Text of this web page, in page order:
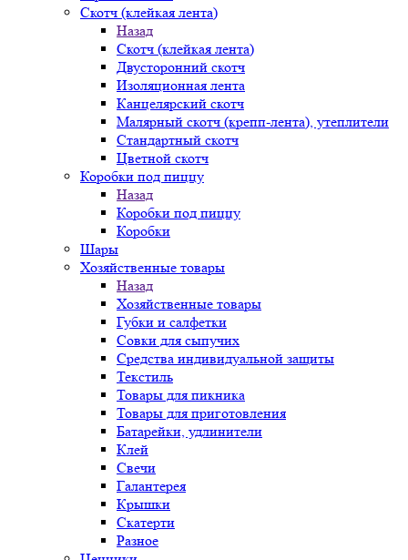
Скотч (клейкая лента)
Назад
Скотч (клейкая лента)
Двусторонний скотч
Изоляционная лента
Канцелярский скотч
Малярный скотч (крепп-лента), утеплители
Стандартный скотч
Цветной скотч
Коробки под пиццу
Назад
Коробки под пиццу
Коробки
Шары
Хозяйственные товары
Назад
Хозяйственные товары
Губки и салфетки
Совки для сыпучих
Средства индивидуальной защиты
Текстиль
Товары для пикника
Товары для приготовления
Батарейки, удлинители
Клей
Свечи
Галантерея
Крышки
Скатерти
Разное